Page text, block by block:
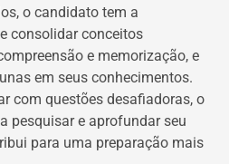
o candidato tem a
consolidar conceitos
e memorização, e
em seus conhecimentos.
com questões desafiadoras, o
pesquisar e aprofundar seu
para uma preparação mais